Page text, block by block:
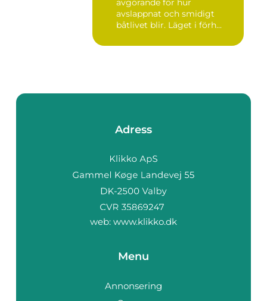
avgörande för hur
avslappnat och smidigt
båtlivet blir. Läget i förh...
Adress
web: www.klikko.dk
Menu
Annonsering